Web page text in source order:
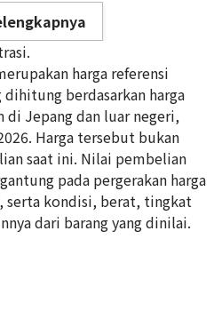
harga referensi
berdasarkan harga
di Jepang dan luar negeri,
Harga tersebut bukan
saat ini. Nilai pembelian
pada pergerakan harga
serta kondisi, berat, tingkat
dari barang yang dinilai.